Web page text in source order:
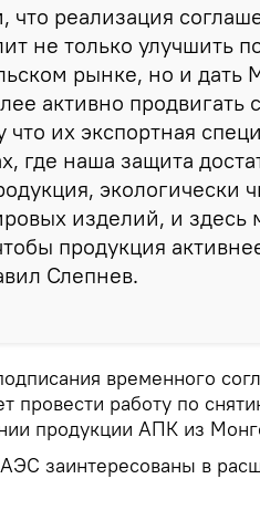
реализация
не только улучшить
рынке, но и дать
активно продвигать
их экспортная
где наша защита
экологически
изделий, и здесь
продукция
Слепнев.
временного
провести работу по
продукции АПК из
заинтересованы в